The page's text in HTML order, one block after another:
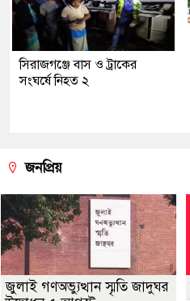
সিরাজগঞ্জে বাস ও ট্রাকের
সংঘর্ষে নিহত ২
জনপ্রিয়
জুলাই গণঅভ্যুত্থান স্মৃতি জাদুঘর